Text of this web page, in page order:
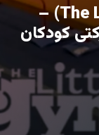
🤸‍♀️ د لیتل جیم (The Little Gym UK) –
کودکان